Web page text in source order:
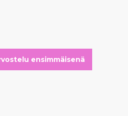
ensimmäisenä